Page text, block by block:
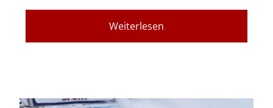
Weiterlesen